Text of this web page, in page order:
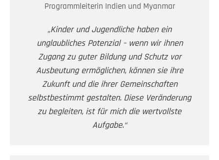
Programmleiterin Indien und Myanmar
„Kinder und Jugendliche haben ein
unglaubliches Potenzial – wenn wir ihnen
Zugang zu guter Bildung und Schutz vor
Ausbeutung ermöglichen, können sie ihre
Zukunft und die ihrer Gemeinschaften
selbstbestimmt gestalten. Diese Veränderung
zu begleiten, ist für mich die wertvollste
Aufgabe.“